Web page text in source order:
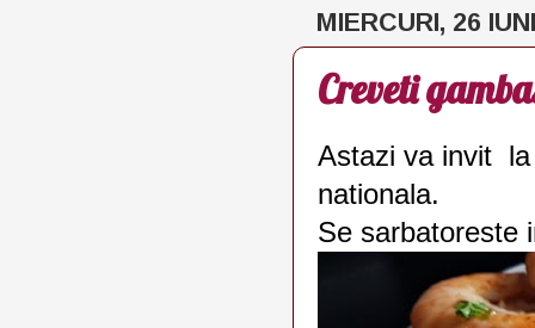
MIERCURI, 26
Creveti
Astazi va invit
nationala.
Se sarbatoreste